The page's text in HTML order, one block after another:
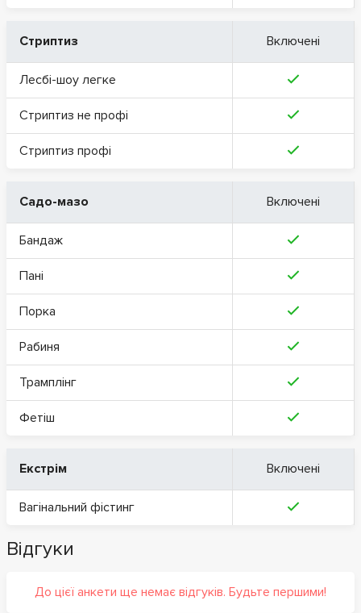
Стриптиз Включені
Лесбі-шоу легке
Стриптиз не профі
Стриптиз профі
Садо-мазо Включені
Бандаж
Пані
Порка
Рабиня
Трамплінг
Фетіш
Екстрім Включені
Вагінальний фістинг
Відгуки
До цієї анкети ще немає відгуків. Будьте першими!